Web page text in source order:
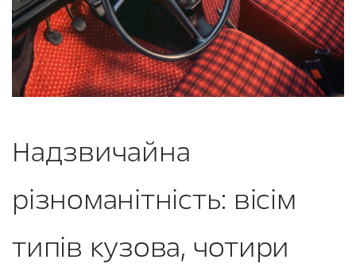
Надзвичайна
різноманітність: вісім
типів кузова, чотири